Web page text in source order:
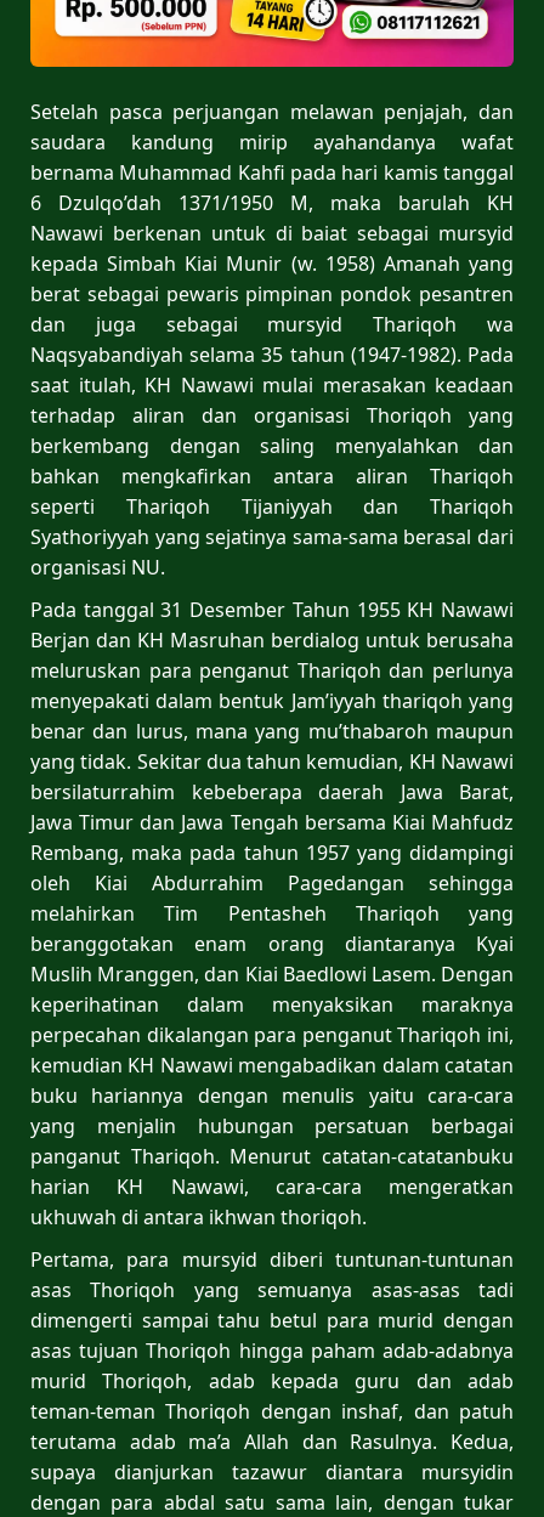
Setelah pasca perjuangan melawan penjajah, dan
saudara kandung mirip ayahandanya wafat
bernama Muhammad Kahfi pada hari kamis tanggal
6 Dzulqo’dah 1371/1950 M, maka barulah KH
Nawawi berkenan untuk di baiat sebagai mursyid
kepada Simbah Kiai Munir (w. 1958) Amanah yang
berat sebagai pewaris pimpinan pondok pesantren
dan juga sebagai mursyid Thariqoh wa
Naqsyabandiyah selama 35 tahun (1947-1982). Pada
saat itulah, KH Nawawi mulai merasakan keadaan
terhadap aliran dan organisasi Thoriqoh yang
berkembang dengan saling menyalahkan dan
bahkan mengkafirkan antara aliran Thariqoh
seperti Thariqoh Tijaniyyah dan Thariqoh
Syathoriyyah yang sejatinya sama-sama berasal dari
organisasi NU.
Pada tanggal 31 Desember Tahun 1955 KH Nawawi
Berjan dan KH Masruhan berdialog untuk berusaha
meluruskan para penganut Thariqoh dan perlunya
menyepakati dalam bentuk Jam’iyyah thariqoh yang
benar dan lurus, mana yang mu’thabaroh maupun
yang tidak. Sekitar dua tahun kemudian, KH Nawawi
bersilaturrahim kebeberapa daerah Jawa Barat,
Jawa Timur dan Jawa Tengah bersama Kiai Mahfudz
Rembang, maka pada tahun 1957 yang didampingi
oleh Kiai Abdurrahim Pagedangan sehingga
melahirkan Tim Pentasheh Thariqoh yang
beranggotakan enam orang diantaranya Kyai
Muslih Mranggen, dan Kiai Baedlowi Lasem. Dengan
keperihatinan dalam menyaksikan maraknya
perpecahan dikalangan para penganut Thariqoh ini,
kemudian KH Nawawi mengabadikan dalam catatan
buku hariannya dengan menulis yaitu cara-cara
yang menjalin hubungan persatuan berbagai
panganut Thariqoh. Menurut catatan-catatanbuku
harian KH Nawawi, cara-cara mengeratkan
ukhuwah di antara ikhwan thoriqoh.
Pertama, para mursyid diberi tuntunan-tuntunan
asas Thoriqoh yang semuanya asas-asas tadi
dimengerti sampai tahu betul para murid dengan
asas tujuan Thoriqoh hingga paham adab-adabnya
murid Thoriqoh, adab kepada guru dan adab
teman-teman Thoriqoh dengan inshaf, dan patuh
terutama adab ma’a Allah dan Rasulnya. Kedua,
supaya dianjurkan tazawur diantara mursyidin
dengan para abdal satu sama lain, dengan tukar